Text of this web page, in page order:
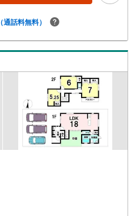
（通話料無料）